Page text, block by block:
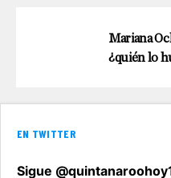
Mariana
¿quién lo
EN TWITTER
Sigue